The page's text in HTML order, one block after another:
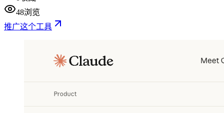
48浏览
推广这个工具